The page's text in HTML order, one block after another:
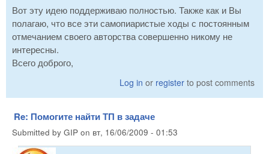
Вот эту идею поддерживаю полностью. Также как и Вы
полагаю, что все эти самопиаристые ходы с постоянным
отмечанием своего авторства совершенно никому не
интересны.
Всего доброго,
Log in or register to post comments
Re: Помогите найти ТП в задаче
Submitted by GIP on вт, 16/06/2009 - 01:53